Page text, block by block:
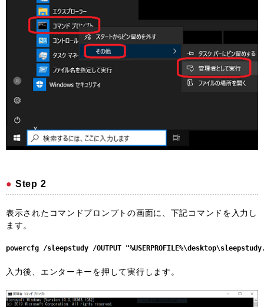
Step 2
表示されたコマンドプロンプトの画面に、下記コマンドを入力し
ます。
powercfg /sleepstudy /OUTPUT
入力後、エンターキーを押して実行します。